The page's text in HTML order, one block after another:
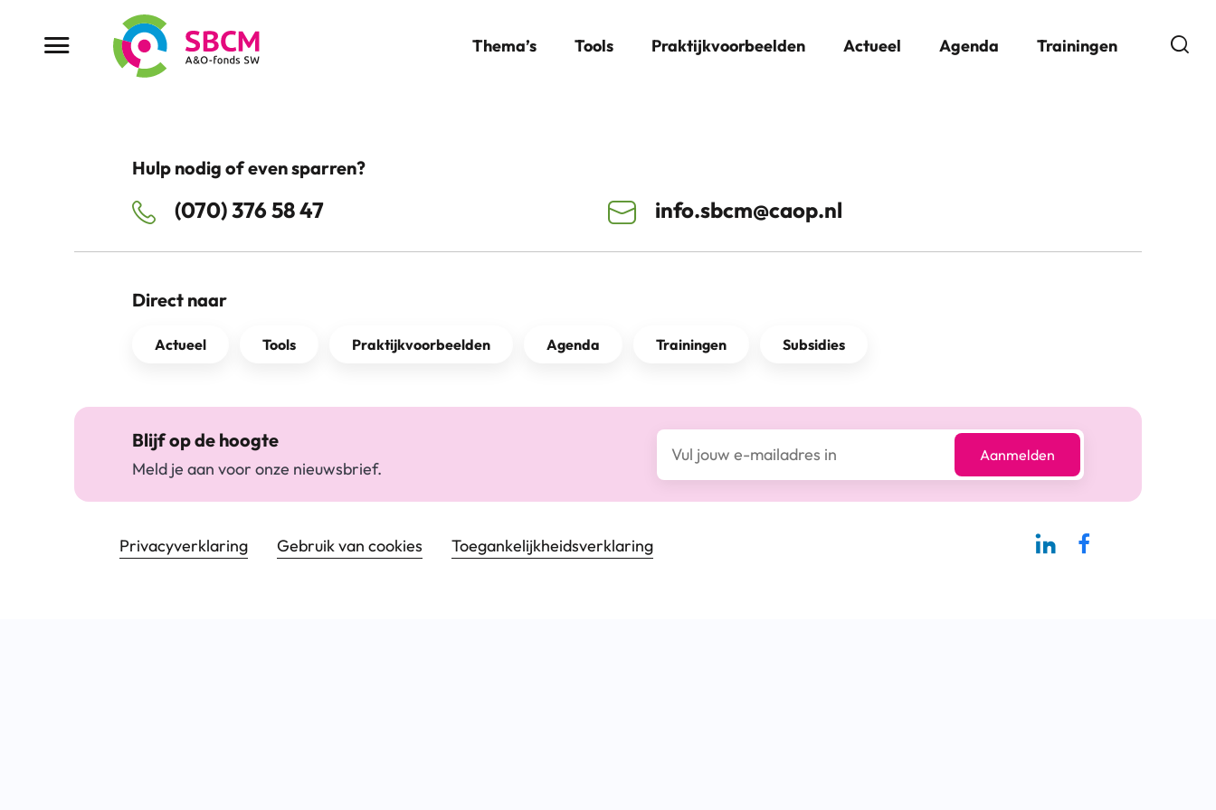
Menu button Thema’s Tools Praktijkvoorbeelden Actueel Agenda Trainingen
Hulp nodig of even sparren?
(070) 376 58 47 info.sbcm@caop.nl
Direct naar
Actueel Tools Praktijkvoorbeelden Agenda Trainingen Subsidies
Blijf op de hoogte
Meld je aan voor onze nieuwsbrief.
E-mailadres*
Aanmelden
Footer navigatie
Privacyverklaring Gebruik van cookies Toegankelijkheids­verklaring
Linkedin-pagina SBCM
Facebook SBCM